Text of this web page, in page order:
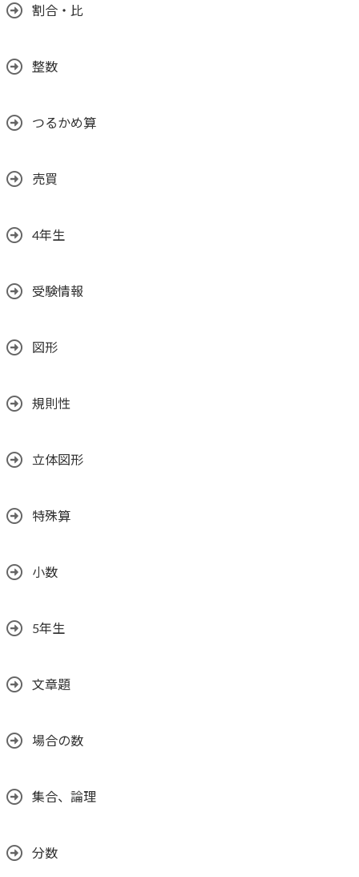
割合・比
整数
つるかめ算
売買
4年生
受験情報
図形
規則性
立体図形
特殊算
小数
5年生
文章題
場合の数
集合、論理
分数